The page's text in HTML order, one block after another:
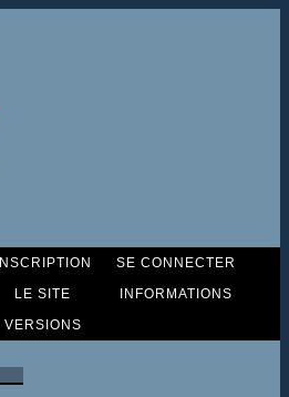
INSCRIPTION
SE CONNECTER
LE SITE
INFORMATIONS
VERSIONS